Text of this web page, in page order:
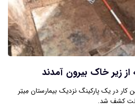
رومی حین کار در یک پارکینگ نزدیک بیمارستان مِیتِر
کشف شد.